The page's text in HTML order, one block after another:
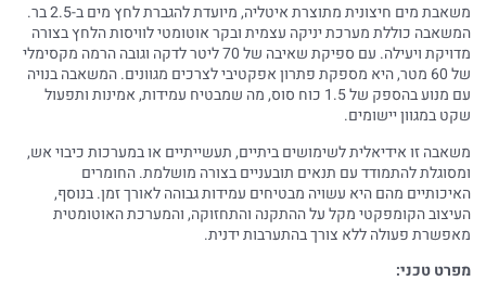
משאבת מים חיצונית מתוצרת איטליה, מיועדת להגברת לחץ מים ב-2.5 בר.
המשאבה כוללת מערכת יניקה עצמית ובקר אוטומטי לוויסות הלחץ בצורה
מדויקת ויעילה. עם ספיקת שאיבה של 70 ליטר לדקה וגובה הרמה מקסימלי
של 60 מטר, היא מספקת פתרון אפקטיבי לצרכים מגוונים. המשאבה בנויה
עם מנוע בהספק של 1.5 כוח סוס, מה שמבטיח עמידות, אמינות ותפעול
שקט במגוון יישומים.
משאבה זו אידיאלית לשימושים ביתיים, תעשייתיים או במערכות כיבוי אש,
ומסוגלת להתמודד עם תנאים תובעניים בצורה מושלמת. החומרים
האיכותיים מהם היא עשויה מבטיחים עמידות גבוהה לאורך זמן. בנוסף,
העיצוב הקומפקטי מקל על ההתקנה והתחזוקה, והמערכת האוטומטית
מאפשרת פעולה ללא צורך בהתערבות ידנית.
מפרט טכני: